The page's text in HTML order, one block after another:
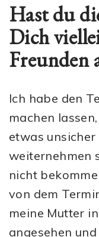
Hast du
Dich
Freunden
Ich habe den
machen
etwas
weiternehmen
nicht
von dem
meine Mutter
angesehen